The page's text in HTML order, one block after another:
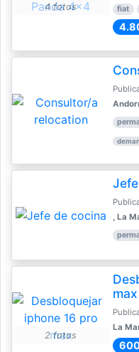
4 fotos fiat
, La
2 fotos
max
La